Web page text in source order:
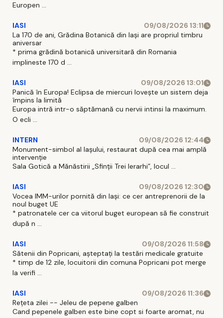
Europen ...
IASI
09/08/2026 13:11
La 170 de ani, Grădina Botanică din Iași are propriul timbru
aniversar
* prima grădină botanică universitară din Romania
implineste 170 d ...
IASI
09/08/2026 13:01
Panică în Europa! Eclipsa de miercuri lovește un sistem deja
împins la limită
Europa intră intr-o săptămană cu nervii intinsi la maximum.
O ecli ...
INTERN
09/08/2026 12:44
Monument-simbol al Iaşului, restaurat după cea mai amplă
intervenţie
Sala Gotică a Mănăstirii „Sfinţii Trei Ierarhi”, locul ...
IASI
09/08/2026 12:30
Vocea IMM-urilor pornită din Iași: ce cer antreprenorii de la
noul buget UE
* patronatele cer ca viitorul buget european să fie construit
după n ...
IASI
09/08/2026 11:58
Sătenii din Popricani, așteptați la testări medicale gratuite
* timp de 12 zile, locuitorii din comuna Popricani pot merge
la verifi ...
IASI
09/08/2026 11:36
Rețeta zilei -- Jeleu de pepene galben
Cand pepenele galben este bine copt si foarte aromat, nu